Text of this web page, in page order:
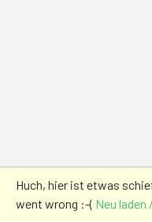
Huch, hier ist etwas
went wrong :-( Neu laden